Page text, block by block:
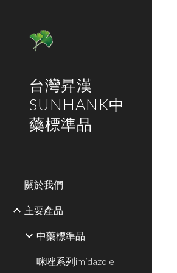
台灣昇漢
SUNHANK中
藥標準品
關於我們
主要產品
中藥標準品
咪唑系列imidazole